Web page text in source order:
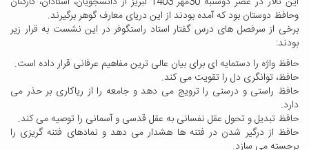
وحافظ دوستان بود که آمده بودند از این دریای معارف گوهر برگیرند.
برخی از سرفصل های درس گفتار استاد راستگوفر در این نشست به قرار زیر
بودند:
حافظ واژه را دستمایه ای برای بیان عالی ترین مفاهیم عرفانی قرار داده است.
حافظ، توانگری دل را تقویت می کند.
حافظ راستی و درستی را ترویج می دهد و جامعه را از ریاکاری بر حذر می
دارد.
حافظ تبدیل و تحول عقل نفسانی به عقل قدسی و آسمانی را توصیه می کند.
حافظ از درگیر شدن در فتنه ها هشدار می دهد و نمادهای فتنه گریزی را